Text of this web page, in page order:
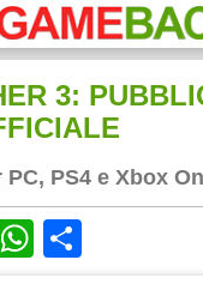
3:
PS4 e Xbox
Telegram
WhatsApp